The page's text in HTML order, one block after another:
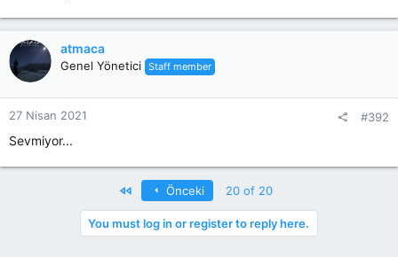
atmaca
Genel Yönetici Staff member
27 Nisan 2021 #392
Sevmiyor...
First Önceki 20 of 20
You must log in or register to reply here.